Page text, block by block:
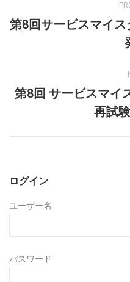
navigation
第8回サービスマイ
第8回 サービスマ
再試
ログイン
ユーザー名
パスワード